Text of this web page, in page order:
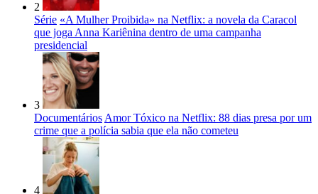
2
Série «A Mulher Proibida» na Netflix: a novela da Caracol
que joga Anna Kariênina dentro de uma campanha
presidencial
3
Documentários Amor Tóxico na Netflix: 88 dias presa por um
crime que a polícia sabia que ela não cometeu
4